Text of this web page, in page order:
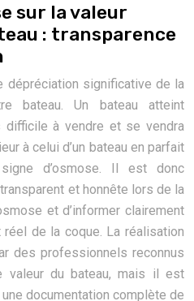
sur la valeur
: transparence
dépréciation significative de la
bateau. Un bateau atteint
difficile à vendre et se vendra
à celui d’un bateau en parfait
d’osmose. Il est donc
et honnête lors de la
et d’informer clairement
réel de la coque. La réalisation
des professionnels reconnus
valeur du bateau, mais il est
documentation complète de